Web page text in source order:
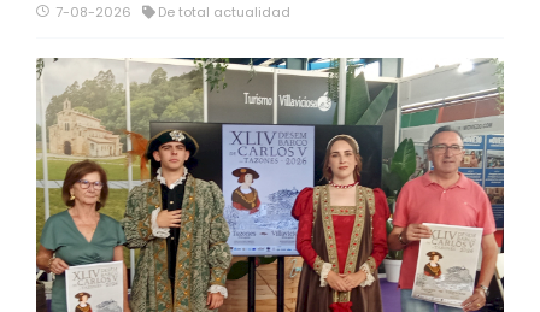
7-08-2026 De total actualidad